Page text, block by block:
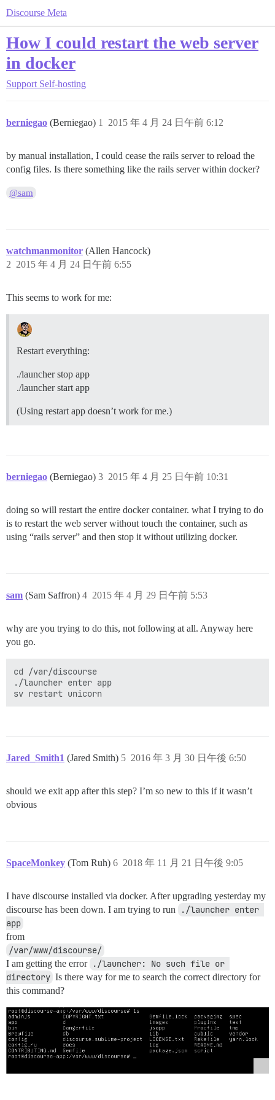
Discourse Meta
How I could restart the web server
in docker
Support Self-hosting
berniegao (Berniegao) 2015 年 4 月 24 日午前 6:12
1
by manual installation, I could cease the rails server to reload the
config files. Is there something like the rails server within docker?
@sam
watchmanmonitor (Allen Hancock)
2015 年 4 月 24 日午前 6:55
2
This seems to work for me:
Restart everything:
./launcher stop app
./launcher start app
(Using restart app doesn’t work for me.)
berniegao (Berniegao) 2015 年 4 月 25 日午前 10:31
3
doing so will restart the entire docker container. what I trying to do
is to restart the web server without touch the container, such as
using “rails server” and then stop it without utilizing docker.
sam (Sam Saffron) 2015 年 4 月 29 日午前 5:53
4
why are you trying to do this, not following at all. Anyway here
you go.
cd /var/discourse
./launcher enter app
Jared_Smith1 (Jared Smith) 2016 年 3 月 30 日午後 6:50
5
should we exit app after this step? I’m so new to this if it wasn’t
obvious
SpaceMonkey (Tom Ruh) 2018 年 11 月 21 日午後 9:05
6
I have discourse installed via docker. After upgrading yesterday my
discourse has been down. I am trying to run
./launcher enter
app
from
/var/www/discourse/
I am getting the error ./launcher: No such file or
directory Is there way for me to search the correct directory for
this command?